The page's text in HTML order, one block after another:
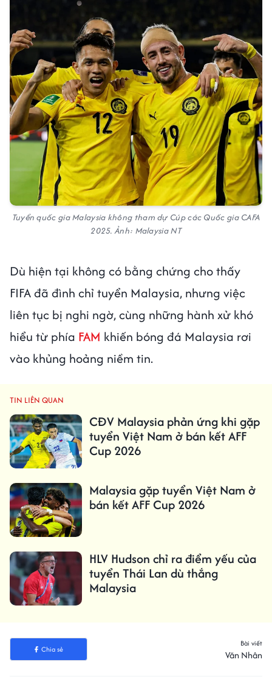
Tuyển quốc gia Malaysia không tham dự Cúp các Quốc gia CAFA
2025. Ảnh: Malaysia NT
Dù hiện tại không có bằng chứng cho thấy
FIFA đã đình chỉ tuyển Malaysia, nhưng việc
liên tục bị nghi ngờ, cùng những hành xử khó
hiểu từ phía FAM khiến bóng đá Malaysia rơi
vào khủng hoảng niềm tin.
TIN LIÊN QUAN
CĐV Malaysia phản ứng khi gặp
tuyển Việt Nam ở bán kết AFF
Cup 2026
Malaysia gặp tuyển Việt Nam ở
bán kết AFF Cup 2026
HLV Hudson chỉ ra điểm yếu của
tuyển Thái Lan dù thắng
Malaysia
Chia sẻ
Bài viết
Văn Nhân